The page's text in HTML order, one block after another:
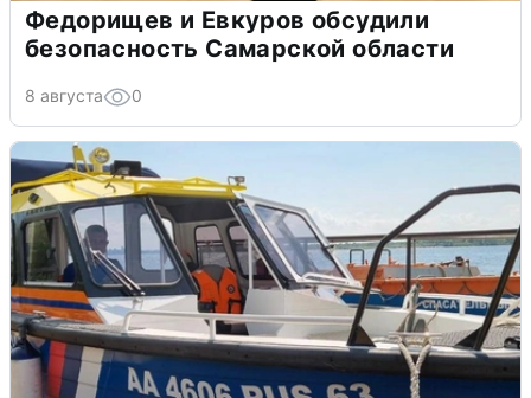
Федорищев и Евкуров обсудили
безопасность Самарской области
8 августа 0